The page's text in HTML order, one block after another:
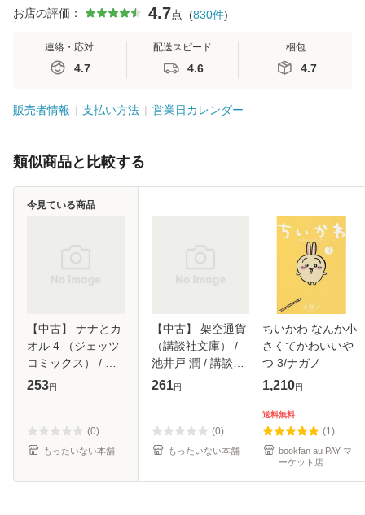
お店の評価： 4.7点 (830件)
連絡・応対
4.7
配送スピード
4.6
梱包
4.7
販売者情報 支払い方法 営業日カレンダー
類似商品と比較する
【中古】 ナナとカ
オル 4 （ジェッツ
コミックス） / 甘
詰 留太 / 白泉社
253円
(0)
もったいない本舗
今見ている商品
【中古】 架空通貨
（講談社文庫） /
池井戸 潤 / 講談社
[文庫]【メール便送
261円
(0)
もったいない本舗
ちいかわ なんか小
さくてかわいいや
つ 3/ナガノ
1,210円
送料無料
(1)
bookfan au PAY マ
ーケット店